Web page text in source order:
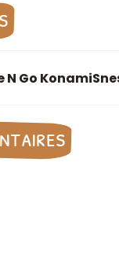
N Go